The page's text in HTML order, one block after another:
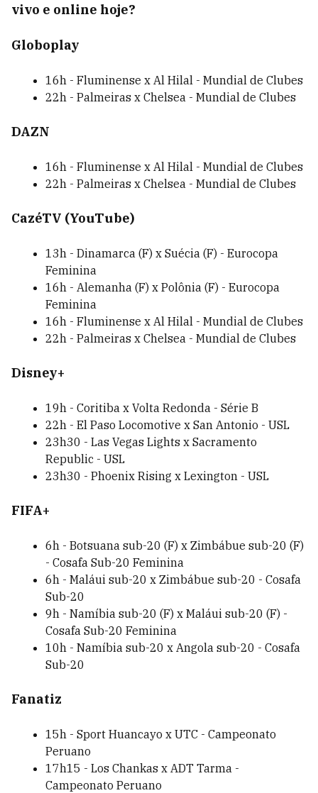
vivo e online hoje?
Globoplay
16h - Fluminense x Al Hilal - Mundial de Clubes
22h - Palmeiras x Chelsea - Mundial de Clubes
DAZN
16h - Fluminense x Al Hilal - Mundial de Clubes
22h - Palmeiras x Chelsea - Mundial de Clubes
CazéTV (YouTube)
13h - Dinamarca (F) x Suécia (F) - Eurocopa
Feminina
16h - Alemanha (F) x Polônia (F) - Eurocopa
Feminina
16h - Fluminense x Al Hilal - Mundial de Clubes
22h - Palmeiras x Chelsea - Mundial de Clubes
Disney+
19h - Coritiba x Volta Redonda - Série B
22h - El Paso Locomotive x San Antonio - USL
23h30 - Las Vegas Lights x Sacramento
Republic - USL
23h30 - Phoenix Rising x Lexington - USL
FIFA+
6h - Botsuana sub-20 (F) x Zimbábue sub-20 (F)
- Cosafa Sub-20 Feminina
6h - Maláui sub-20 x Zimbábue sub-20 - Cosafa
Sub-20
9h - Namíbia sub-20 (F) x Maláui sub-20 (F) -
Cosafa Sub-20 Feminina
10h - Namíbia sub-20 x Angola sub-20 - Cosafa
Sub-20
Fanatiz
15h - Sport Huancayo x UTC - Campeonato
Peruano
17h15 - Los Chankas x ADT Tarma -
Campeonato Peruano